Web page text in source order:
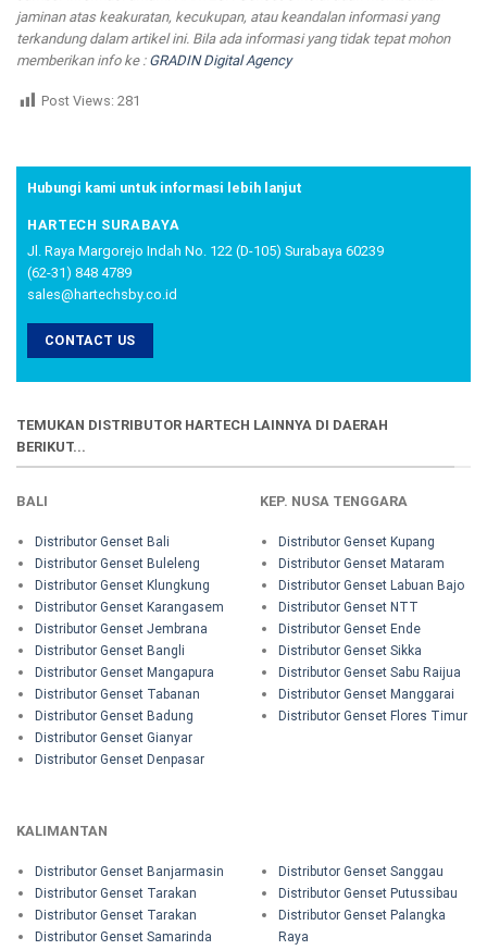
jaminan atas keakuratan, kecukupan, atau keandalan informasi yang
terkandung dalam artikel ini. Bila ada informasi yang tidak tepat mohon
memberikan info ke : GRADIN Digital Agency
Post Views: 281
Hubungi kami untuk informasi lebih lanjut
HARTECH SURABAYA
Jl. Raya Margorejo Indah No. 122 (D-105) Surabaya 60239
(62-31) 848 4789
sales@hartechsby.co.id
CONTACT US
TEMUKAN DISTRIBUTOR HARTECH LAINNYA DI DAERAH
BERIKUT...
BALI
Distributor Genset Bali
Distributor Genset Buleleng
Distributor Genset Klungkung
Distributor Genset Karangasem
Distributor Genset Jembrana
Distributor Genset Bangli
Distributor Genset Mangapura
Distributor Genset Tabanan
Distributor Genset Badung
Distributor Genset Gianyar
Distributor Genset Denpasar
KEP. NUSA TENGGARA
Distributor Genset Kupang
Distributor Genset Mataram
Distributor Genset Labuan Bajo
Distributor Genset NTT
Distributor Genset Ende
Distributor Genset Sikka
Distributor Genset Sabu Raijua
Distributor Genset Manggarai
Distributor Genset Flores Timur
KALIMANTAN
Distributor Genset Banjarmasin
Distributor Genset Tarakan
Distributor Genset Tarakan
Distributor Genset Samarinda
Distributor Genset Sanggau
Distributor Genset Putussibau
Distributor Genset Palangka
Raya